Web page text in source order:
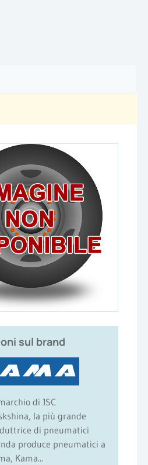
sul brand
di JSC
la più grande
di pneumatici
produce pneumatici a
Kama...